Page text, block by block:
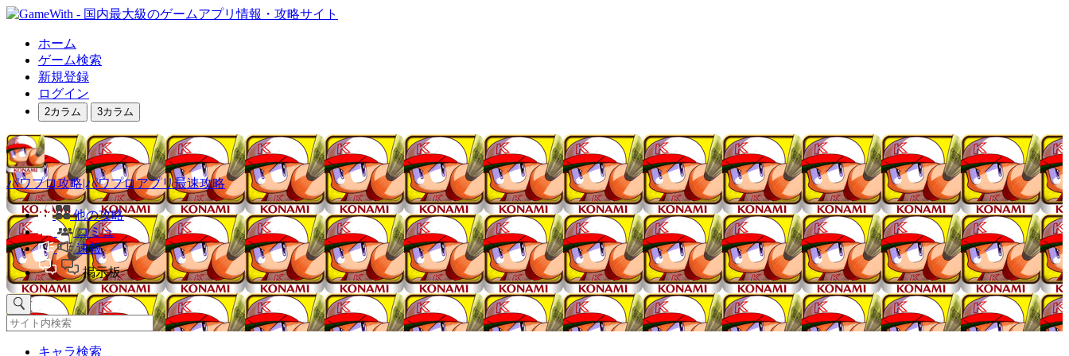
ホーム
ゲーム検索
新規登録
ログイン
2カラム 3カラム
パワプロ攻略|パワプロアプリ最速攻略
他の攻略
コミュ
速報
掲示板
キャラ検索